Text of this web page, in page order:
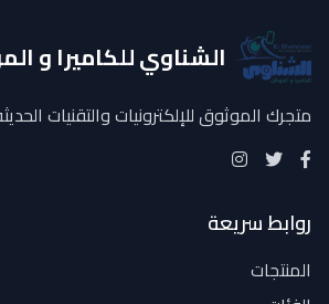
الشناوي للكاميرا و
متجرك الموثوق للإلكترونيات والتقنيات
روابط سريعة
المنتجات